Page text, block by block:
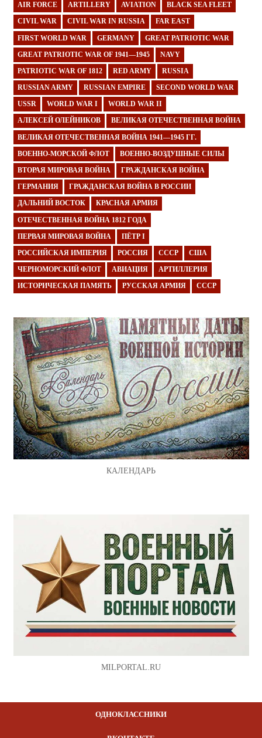
AIR FORCE ARTILLERY AVIATION BLACK SEA FLEET
CIVIL WAR CIVIL WAR IN RUSSIA FAR EAST
FIRST WORLD WAR GERMANY GREAT PATRIOTIC WAR
GREAT PATRIOTIC WAR OF 1941—1945 NAVY
PATRIOTIC WAR OF 1812 RED ARMY RUSSIA
RUSSIAN ARMY RUSSIAN EMPIRE SECOND WORLD WAR
USSR WORLD WAR I WORLD WAR II
АЛЕКСЕЙ ОЛЕЙНИКОВ ВЕЛИКАЯ ОТЕЧЕСТВЕННАЯ ВОЙНА
ВЕЛИКАЯ ОТЕЧЕСТВЕННАЯ ВОЙНА 1941—1945 ГГ.
ВОЕННО-МОРСКОЙ ФЛОТ ВОЕННО-ВОЗДУШНЫЕ СИЛЫ
ВТОРАЯ МИРОВАЯ ВОЙНА ГРАЖДАНСКАЯ ВОЙНА
ГЕРМАНИЯ ГРАЖДАНСКАЯ ВОЙНА В РОССИИ
ДАЛЬНИЙ ВОСТОК КРАСНАЯ АРМИЯ
ОТЕЧЕСТВЕННАЯ ВОЙНА 1812 ГОДА
ПЕРВАЯ МИРОВАЯ ВОЙНА ПЁТР I
РОССИЙСКАЯ ИМПЕРИЯ РОССИЯ СССР США
ЧЕРНОМОРСКИЙ ФЛОТ АВИАЦИЯ АРТИЛЛЕРИЯ
ИСТОРИЧЕСКАЯ ПАМЯТЬ РУССКАЯ АРМИЯ СССР
КАЛЕНДАРЬ
MILPORTAL.RU
ОДНОКЛАССНИКИ